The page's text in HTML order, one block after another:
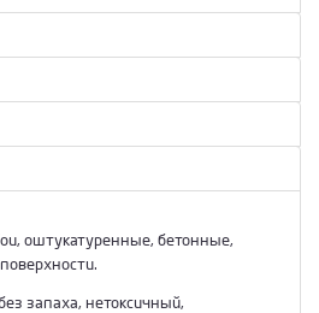
оштукатуренные, бетонные,
запаха, нетоксичный,